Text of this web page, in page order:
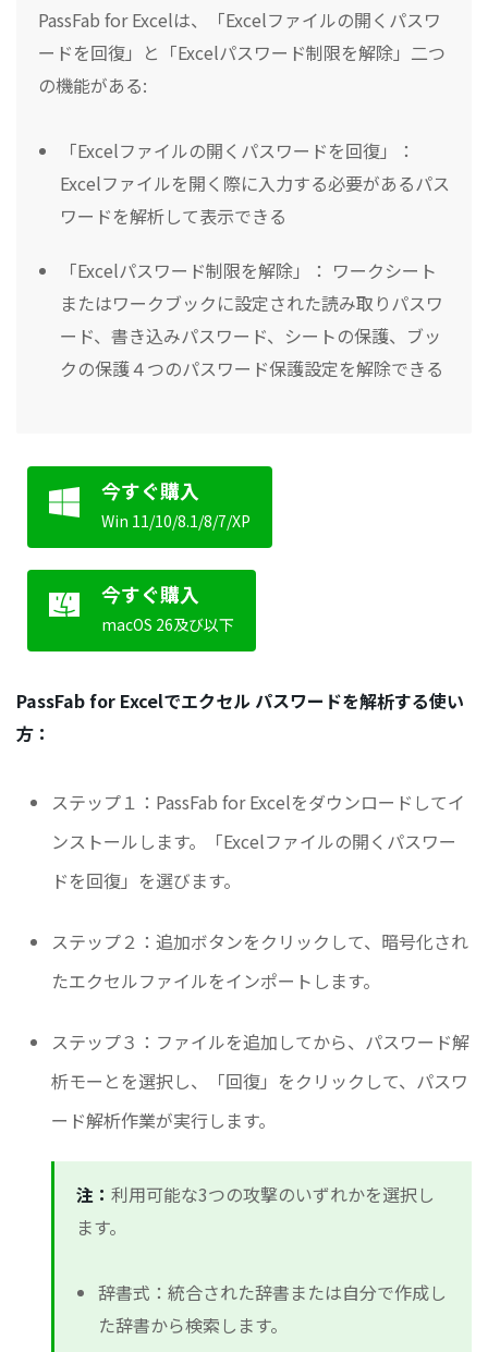
PassFab for Excelは、「Excelファイルの開くパスワ
ードを回復」と「Excelパスワード制限を解除」二つ
の機能がある:
「Excelファイルの開くパスワードを回復」：
Excelファイルを開く際に入力する必要があるパス
ワードを解析して表示できる
「Excelパスワード制限を解除」： ワークシート
またはワークブックに設定された読み取りパスワ
ード、書き込みパスワード、シートの保護、ブッ
クの保護４つのパスワード保護設定を解除できる
今すぐ購入
Win 11/10/8.1/8/7/XP
今すぐ購入
macOS 26及び以下
PassFab for Excelでエクセル パスワードを解析する使い
方：
ステップ１：PassFab for Excelをダウンロードしてイ
ンストールします。「Excelファイルの開くパスワー
ドを回復」を選びます。
ステップ２：追加ボタンをクリックして、暗号化され
たエクセルファイルをインポートします。
ステップ３：ファイルを追加してから、パスワード解
析モーとを選択し、「回復」をクリックして、パスワ
ード解析作業が実行します。
注： 利用可能な3つの攻撃のいずれかを選択し
ます。
辞書式：統合された辞書または自分で作成し
た辞書から検索します。